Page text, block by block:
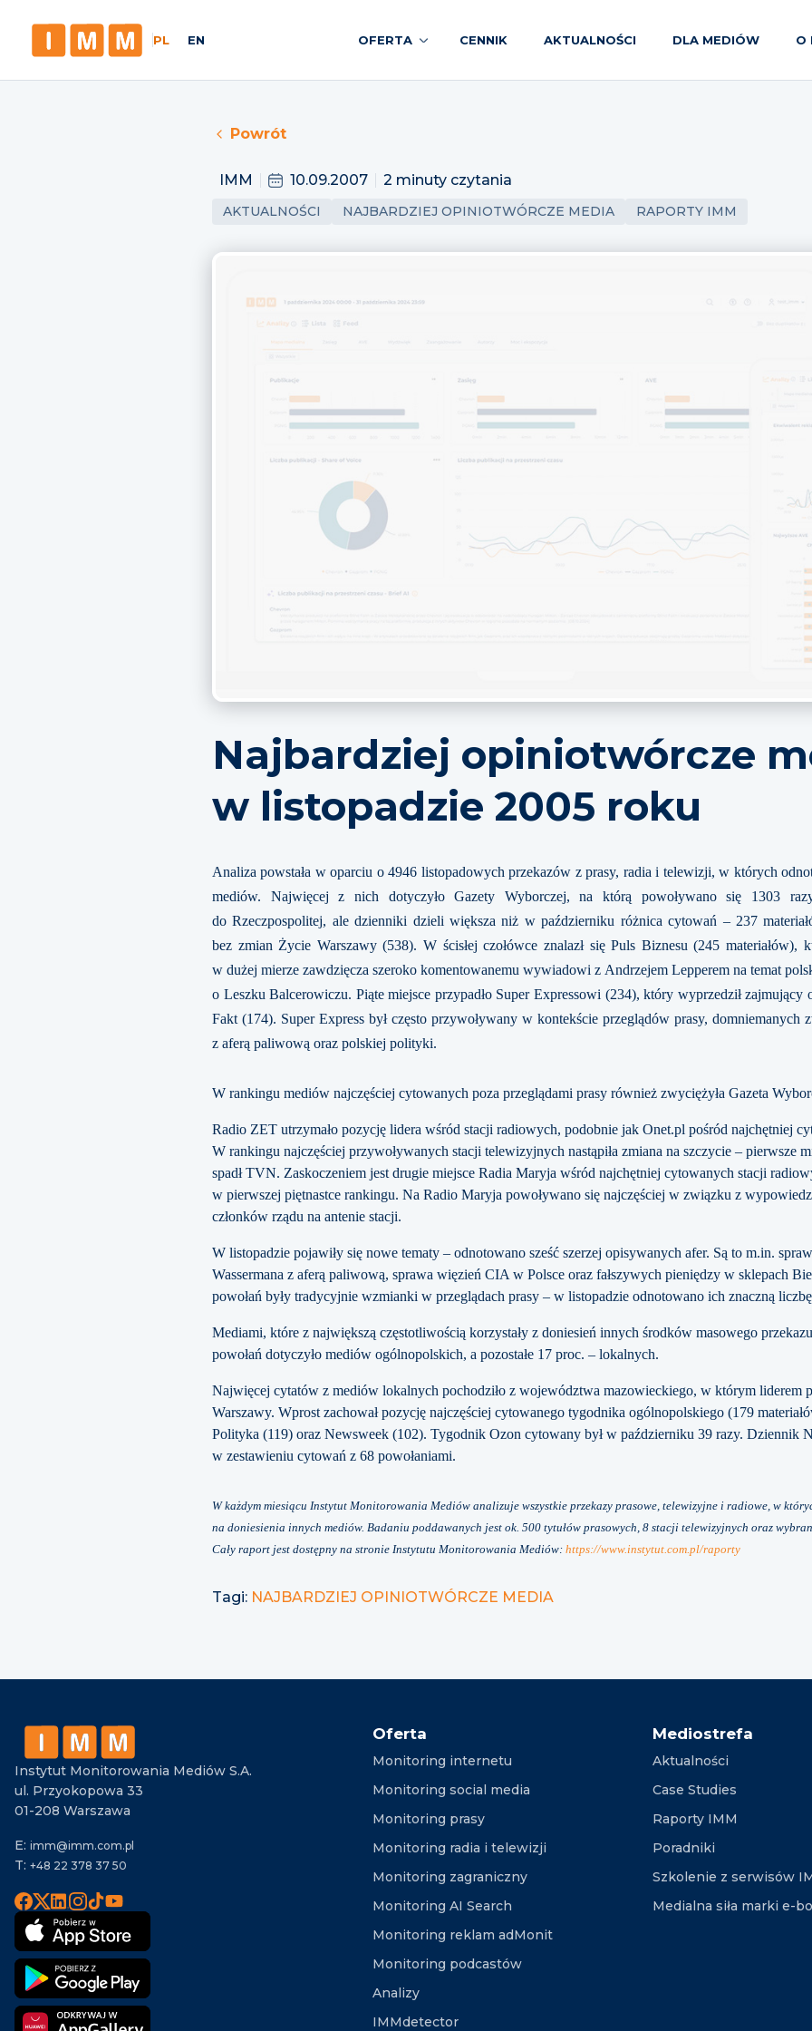
PL EN OFERTA CENNIK AKTUALNOŚCI DLA MEDIÓW O
Powrót
IMM 10.09.2007 2 minuty czytania
AKTUALNOŚCI NAJBARDZIEJ OPINIOTWÓRCZE MEDIA RAPORTY IMM
Najbardziej opiniotwórcze
w listopadzie 2005 roku
Analiza powstała w oparciu o 4946 listopadowych przekazów z prasy, radia i telewizji, w których
mediów. Najwięcej z nich dotyczyło Gazety Wyborczej, na którą powoływano się 1303
do Rzeczpospolitej, ale dzienniki dzieli większa niż w październiku różnica cytowań – 237
bez zmian Życie Warszawy (538). W ścisłej czołówce znalazł się Puls Biznesu (245 materiałów),
w dużej mierze zawdzięcza szeroko komentowanemu wywiadowi z Andrzejem Lepperem na temat
o Leszku Balcerowiczu. Piąte miejsce przypadło Super Expressowi (234), który wyprzedził zajmujący
Fakt (174). Super Express był często przywoływany w kontekście przeglądów prasy, domniemanych
z aferą paliwową oraz polskiej polityki.
W rankingu mediów najczęściej cytowanych poza przeglądami prasy również zwyciężyła Gazeta
Radio ZET utrzymało pozycję lidera wśród stacji radiowych, podobnie jak Onet.pl pośród najchętniej
W rankingu najczęściej przywoływanych stacji telewizyjnych nastąpiła zmiana na szczycie – pierwsze
spadł TVN. Zaskoczeniem jest drugie miejsce Radia Maryja wśród najchętniej cytowanych stacji
w pierwszej piętnastce rankingu. Na Radio Maryja powoływano się najczęściej w związku z
członków rządu na antenie stacji.
W listopadzie pojawiły się nowe tematy – odnotowano sześć szerzej opisywanych afer. Są to m.in.
Wassermana z aferą paliwową, sprawa więzień CIA w Polsce oraz fałszywych pieniędzy w sklepach
powołań były tradycyjnie wzmianki w przeglądach prasy – w listopadzie odnotowano ich znaczną
Mediami, które z największą częstotliwością korzystały z doniesień innych środków masowego
powołań dotyczyło mediów ogólnopolskich, a pozostałe 17 proc. – lokalnych.
Najwięcej cytatów z mediów lokalnych pochodziło z województwa mazowieckiego, w którym liderem
Warszawy. Wprost zachował pozycję najczęściej cytowanego tygodnika ogólnopolskiego (179
Polityka (119) oraz Newsweek (102). Tygodnik Ozon cytowany był w październiku 39 razy. Dziennik
w zestawieniu cytowań z 68 powołaniami.
W każdym miesiącu Instytut Monitorowania Mediów analizuje wszystkie przekazy prasowe, telewizyjne i radiowe, w
na doniesienia innych mediów. Badaniu poddawanych jest ok. 500 tytułów prasowych, 8 stacji telewizyjnych oraz
Cały raport jest dostępny na stronie Instytutu Monitorowania Mediów: https://www.instytut.com.pl/raporty
Tagi: NAJBARDZIEJ OPINIOTWÓRCZE MEDIA
Instytut Monitorowania Mediów S.A.
ul. Przyokopowa 33
01-208 Warszawa
E: imm@imm.com.pl
T: +48 22 378 37 50
Oferta
Monitoring internetu
Monitoring social media
Monitoring prasy
Monitoring radia i telewizji
Monitoring zagraniczny
Monitoring AI Search
Monitoring reklam adMonit
Monitoring podcastów
Analizy
IMMdetector
Mediostrefa
Aktualności
Case Studies
Raporty IMM
Poradniki
Szkolenie z serwisów
Medialna siła marki e-